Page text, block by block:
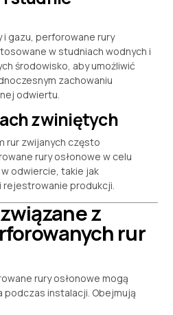
i gazu, perforowane rury
w studniach wodnych i
środowisko, aby umożliwić
zachowaniu
odwiertu.
zwiniętych
rur zwijanych często
rury osłonowe w celu
odwiercie, takie jak
rejestrowanie produkcji.
z
rur
rury osłonowe mogą
podczas instalacji. Obejmują